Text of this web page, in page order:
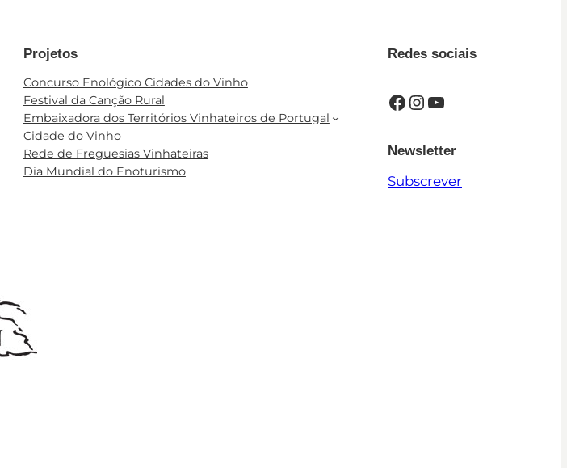
Projetos
Concurso Enológico Cidades do Vinho
Festival da Canção Rural
Embaixadora dos Territórios Vinhateiros de Portugal
Cidade do Vinho
Rede de Freguesias Vinhateiras
Dia Mundial do Enoturismo
Redes sociais
Facebook InstagramYouTube
Newsletter
Subscrever